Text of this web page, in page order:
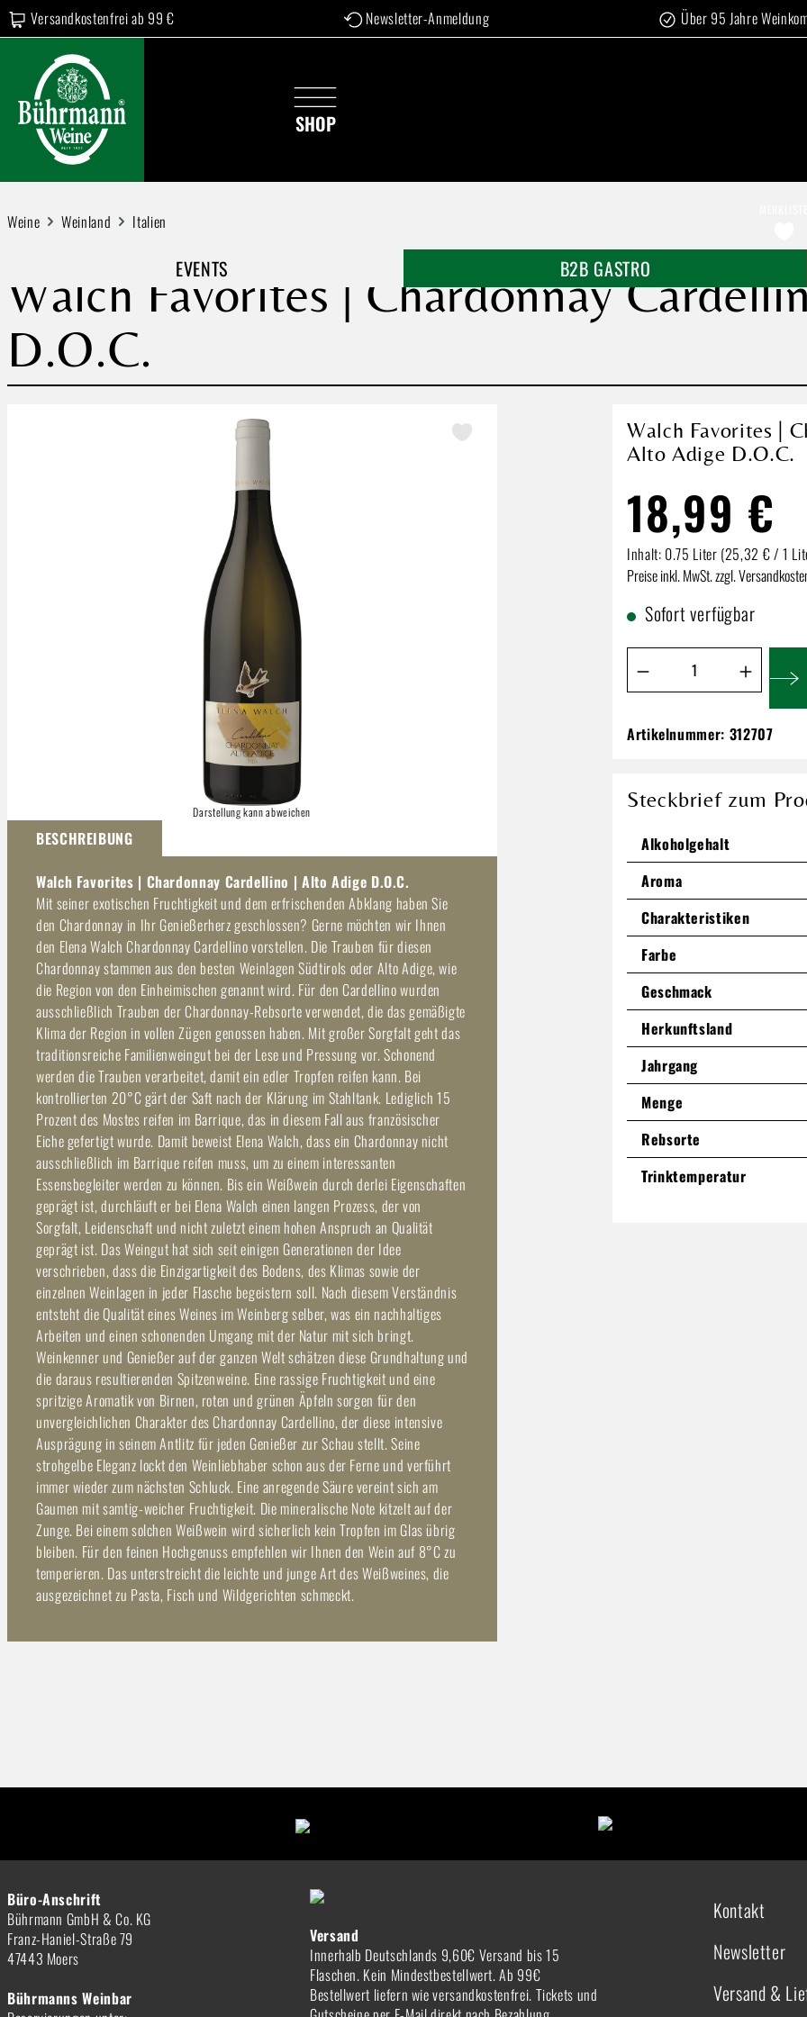
Hauptinhalt springen
Zur Suche springen
Zur Hauptnavigation springen
Versandkostenfrei ab 99 € Newsletter-Anmeldung Über 95 Jahre
SHOP
EVENTS B2B GASTRO
Weine Weinland Italien
Walch Favorites | Chardonnay
D.O.C.
Darstellung kann abweichen
BESCHREIBUNG
Walch Favorites | Chardonnay Cardellino | Alto Adige D.O.C.
Mit seiner exotischen Fruchtigkeit und dem erfrischenden Abklang haben Sie
den Chardonnay in Ihr Genießerherz geschlossen? Gerne möchten wir Ihnen
den Elena Walch Chardonnay Cardellino vorstellen. Die Trauben für diesen
Chardonnay stammen aus den besten Weinlagen Südtirols oder Alto Adige, wie
die Region von den Einheimischen genannt wird. Für den Cardellino wurden
ausschließlich Trauben der Chardonnay-Rebsorte verwendet, die das gemäßigte
Klima der Region in vollen Zügen genossen haben. Mit großer Sorgfalt geht das
traditionsreiche Familienweingut bei der Lese und Pressung vor. Schonend
werden die Trauben verarbeitet, damit ein edler Tropfen reifen kann. Bei
kontrollierten 20°C gärt der Saft nach der Klärung im Stahltank. Lediglich 15
Prozent des Mostes reifen im Barrique, das in diesem Fall aus französischer
Eiche gefertigt wurde. Damit beweist Elena Walch, dass ein Chardonnay nicht
ausschließlich im Barrique reifen muss, um zu einem interessanten
Essensbegleiter werden zu können. Bis ein Weißwein durch derlei Eigenschaften
geprägt ist, durchläuft er bei Elena Walch einen langen Prozess, der von
Sorgfalt, Leidenschaft und nicht zuletzt einem hohen Anspruch an Qualität
geprägt ist. Das Weingut hat sich seit einigen Generationen der Idee
verschrieben, dass die Einzigartigkeit des Bodens, des Klimas sowie der
einzelnen Weinlagen in jeder Flasche begeistern soll. Nach diesem Verständnis
entsteht die Qualität eines Weines im Weinberg selber, was ein nachhaltiges
Arbeiten und einen schonenden Umgang mit der Natur mit sich bringt.
Weinkenner und Genießer auf der ganzen Welt schätzen diese Grundhaltung und
die daraus resultierenden Spitzenweine. Eine rassige Fruchtigkeit und eine
spritzige Aromatik von Birnen, roten und grünen Äpfeln sorgen für den
unvergleichlichen Charakter des Chardonnay Cardellino, der diese intensive
Ausprägung in seinem Antlitz für jeden Genießer zur Schau stellt. Seine
strohgelbe Eleganz lockt den Weinliebhaber schon aus der Ferne und verführt
immer wieder zum nächsten Schluck. Eine anregende Säure vereint sich am
Gaumen mit samtig-weicher Fruchtigkeit. Die mineralische Note kitzelt auf der
Zunge. Bei einem solchen Weißwein wird sicherlich kein Tropfen im Glas übrig
bleiben. Für den feinen Hochgenuss empfehlen wir Ihnen den Wein auf 8°C zu
temperieren. Das unterstreicht die leichte und junge Art des Weißweines, die
ausgezeichnet zu Pasta, Fisch und Wildgerichten schmeckt.
Walch Favorites |
Alto Adige D.O.C.
18,99 €
Inhalt: 0.75 Liter (25,32 € / 1
Preise inkl. MwSt. zzgl.
Sofort verfügbar
Produkt Anzahl: Gib
Walch Favorites |
18,99 €
Preise inkl. MwSt. zzgl. Versandkosten
Artikelnummer: 312707
Steckbrief zum
Alkoholgehalt
Aroma
Charakteristiken
Farbe
Geschmack
Herkunftsland
Jahrgang
Menge
Rebsorte
Trinktemperatur
Büro-Anschrift
Bührmann GmbH & Co. KG
Franz-Haniel-Straße 79
47443 Moers
Bührmanns Weinbar
Versand
Innerhalb Deutschlands 9,60€ Versand bis 15
Flaschen. Kein Mindestbestellwert. Ab 99€
Bestellwert liefern wie versandkostenfrei. Tickets und
Kontakt
Newsletter
Versand &